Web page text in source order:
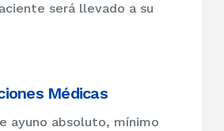
será llevado a su
Médicas
ayuno absoluto, mínimo